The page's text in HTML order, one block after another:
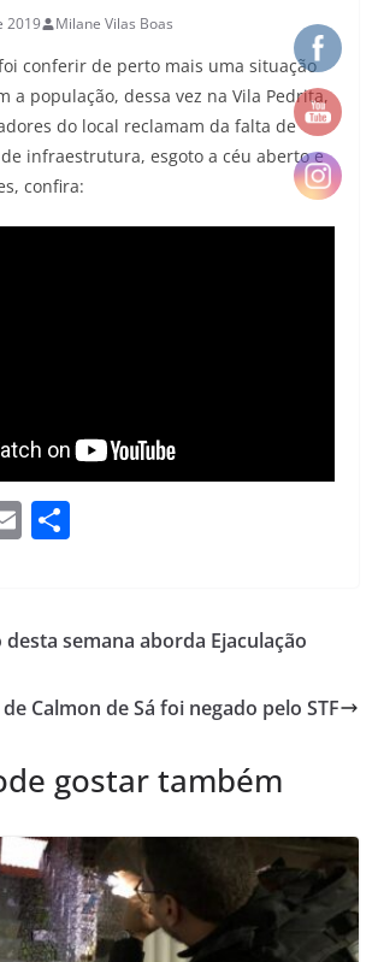
2019 Milane Vilas Boas
conferir de perto mais uma situação
a população, dessa vez na Vila Pedrita,
do local reclamam da falta de
infraestrutura, esgoto a céu aberto e
confira:
E
l e
desta semana aborda Ejaculação
Calmon de Sá foi negado pelo STF
gostar também